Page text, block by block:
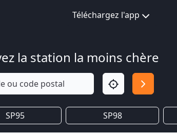
Téléchargez l'app
la station la moins chère
SP95 SP98